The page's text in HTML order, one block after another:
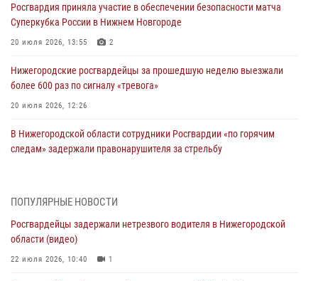
Росгвардия приняла участие в обеспечении безопасности матча
Суперкубка России в Нижнем Новгороде
20 июля 2026, 13:55 2
Нижегородские росгвардейцы за прошедшую неделю выезжали
более 600 раз по сигналу «тревога»
20 июля 2026, 12:26
В Нижегородской области сотрудники Росгвардии «по горячим
следам» задержали правонарушителя за стрельбу
В Нижегородской области продолжаются мероприятия в рамках
16 июля 2026, 05:00
Росгвардейцы обеспечили безопасность на VK Fest в Нижнем
ПОПУЛЯРНЫЕ НОВОСТИ
Росгвардейцы задержали нетрезвого водителя в Нижегородской
области (видео)
22 июля 2026, 10:40 1